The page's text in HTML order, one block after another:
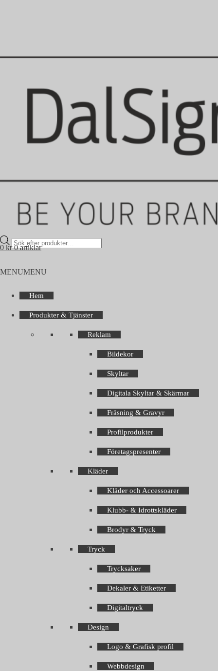
Products
search
0 kr 0 artiklar
MENUMENU
Hem
Produkter & Tjänster
Reklam
Bildekor
Skyltar
Digitala Skyltar & Skärmar
Fräsning & Gravyr
Profilprodukter
Företagspresenter
Kläder
Kläder och Accessoarer
Klubb- & Idrottskläder
Brodyr & Tryck
Tryck
Trycksaker
Dekaler & Etiketter
Digitaltryck
Design
Logo & Grafisk profil
Webbdesign